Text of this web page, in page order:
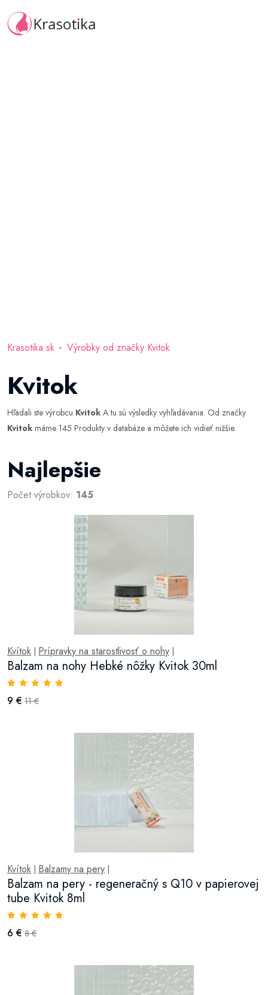
Krasotika.sk Výrobky od značky Kvitok
Kvitok
Hľadali ste výrobcu Kvitok A tu sú výsledky vyhľadávania. Od značky
Kvitok máme 145 Produkty v databáze a môžete ich vidieť nižšie.
Najlepšie
Počet výrobkov: 145
Kvítok Prípravky na starostlivosť o nohy
Balzam na nohy Hebké nôžky Kvitok 30ml
9 € 11 €
Kvítok Balzamy na pery
Balzam na pery - regeneračný s Q10 v papierovej
tube Kvitok 8ml
6 € 8 €